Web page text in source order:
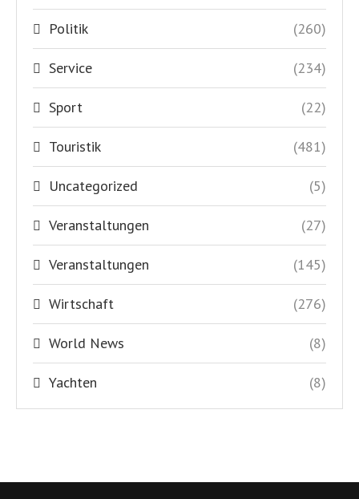
Politik (260)
Service (234)
Sport (22)
Touristik (481)
Uncategorized (5)
Veranstaltungen (27)
Veranstaltungen (145)
Wirtschaft (276)
World News (8)
Yachten (8)